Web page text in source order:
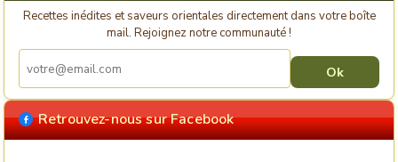
Recettes inédites et saveurs orientales directement dans votre boîte
mail. Rejoignez notre communauté !
Retrouvez-nous sur Facebook